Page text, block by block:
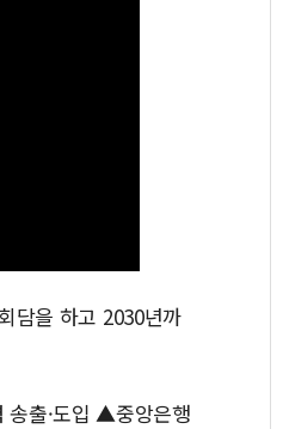
담을 하고 2030년까
출·도입 ▲중앙은행